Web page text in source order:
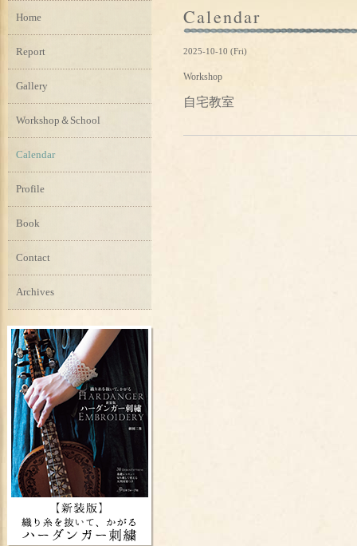
Calendar
2025-10-10 (Fri)
Workshop
自宅教室
Home
Report
Gallery
Workshop＆School
Calendar
Profile
Book
Contact
Archives